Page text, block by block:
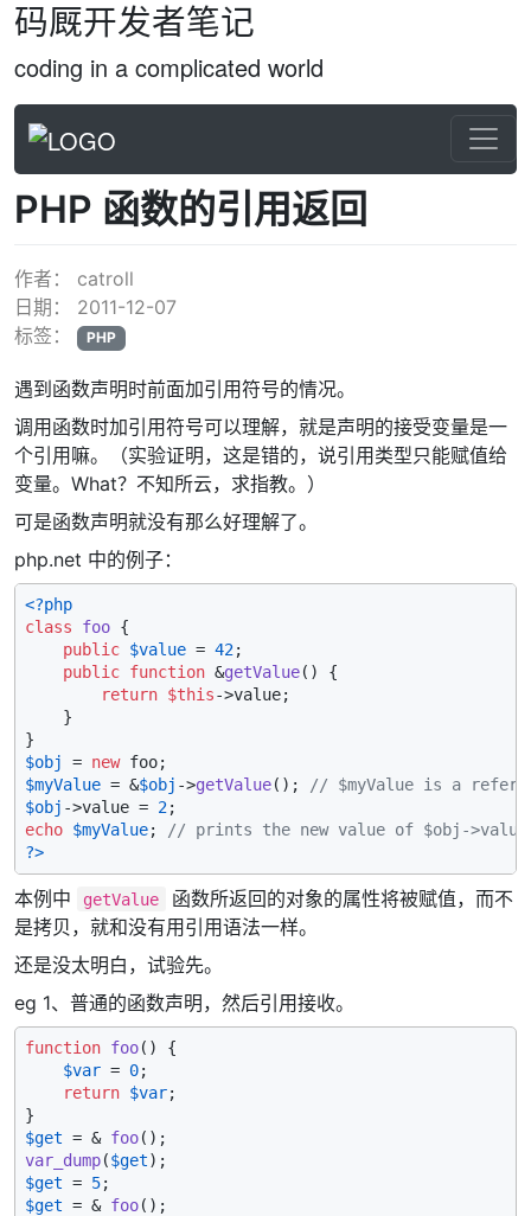
码厩开发者笔记
coding in a complicated world
PHP 函数的引用返回
作者： catroll
日期： 2011-12-07
标签：
PHP
遇到函数声明时前面加引用符号的情况。
调用函数时加引用符号可以理解，就是声明的接受变量是一
个引用嘛。（实验证明，这是错的，说引用类型只能赋值给
变量。What？不知所云，求指教。）
可是函数声明就没有那么好理解了。
php.net 中的例子：
<?php
class
foo {
public $value = 42;
public function &getValue( ) {
return $this->value;
    }
$obj
= new
$myValue = &$obj ->getValue();
// $myValue is a
$obj ->value = 2
echo $myValue;
// prints the new value of $obj-
?>
本例中 getValue
函数所返回的对象的属性将被赋值，而不
是拷贝，就和没有用引用语法一样。
还是没太明白，试验先。
eg 1、普通的函数声明，然后引用接收。
function foo( ) {
$var = 0;
return $var;
$get = & foo
var_dump($get
$get = 5
$get = & foo